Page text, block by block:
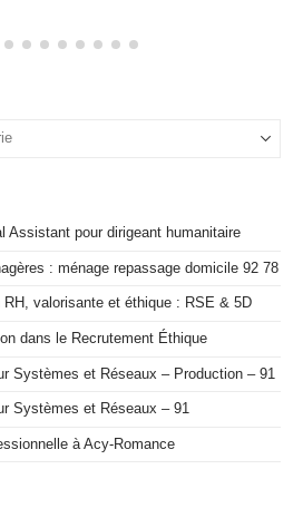
Assistant pour dirigeant humanitaire
: ménage repassage domicile 92 78
RH, valorisante et éthique : RSE & 5D
dans le Recrutement Éthique
Systèmes et Réseaux – Production – 91
Systèmes et Réseaux – 91
à Acy-Romance